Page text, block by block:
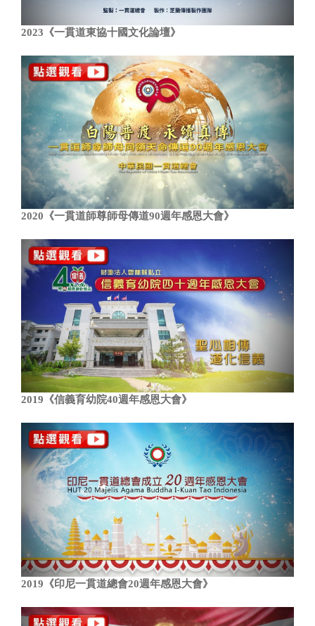
2023《一貫道東協十國文化論壇》
2020《一貫道師尊師母傳道90週年感恩大會》
2019《信義育幼院40週年感恩大會》
2019《印尼一貫道總會20週年感恩大會》